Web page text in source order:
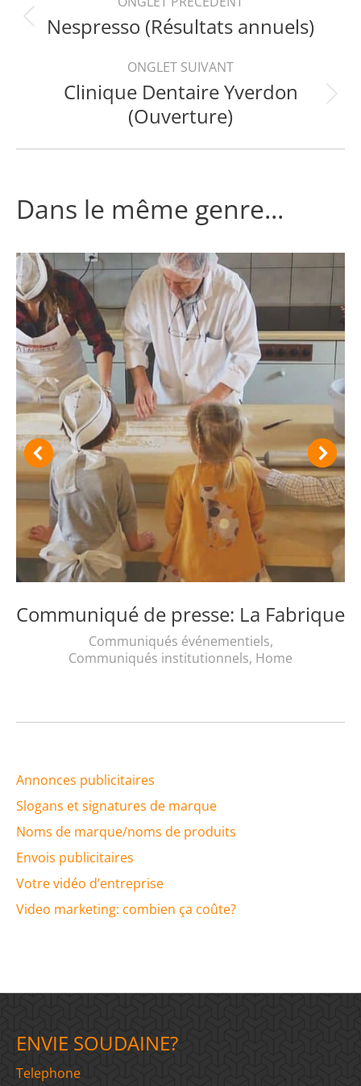
de
commentaire
Onglet
Nespresso (Résultats annuels)
ONGLET SUIVANT
Projets
similaires
Clinique Dentaire Yverdon
(Ouverture)
Dans le même genre...
Communiqué de presse: La Fabrique
Communiqués événementiels,
Communiqués institutionnels, Home
Annonces publicitaires
Slogans et signatures de marque
Noms de marque/noms de produits
Envois publicitaires
Votre vidéo d’entreprise
Video marketing: combien ça coûte?
ENVIE SOUDAINE?
Telephone